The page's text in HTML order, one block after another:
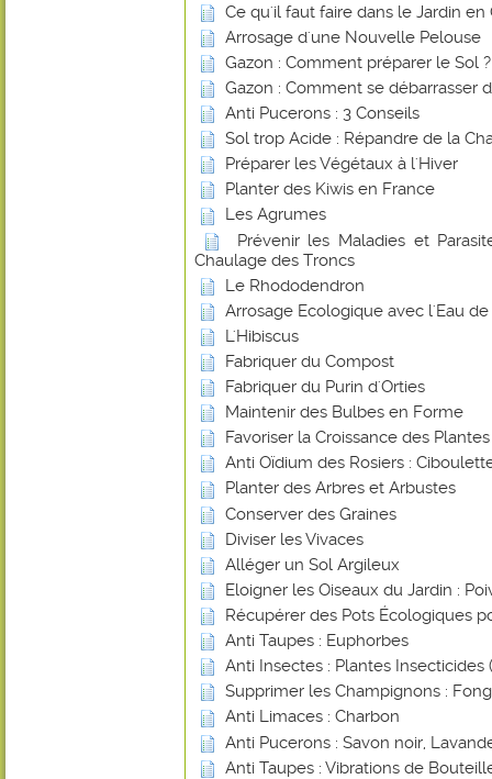
Ce qu'il faut faire dans le Jardin en
Arrosage d'une Nouvelle Pelouse
Gazon : Comment préparer le Sol ?
Gazon : Comment se débarrasser
Anti Pucerons : 3 Conseils
Sol trop Acide : Répandre de la
Préparer les Végétaux à l'Hiver
Planter des Kiwis en France
Les Agrumes
Prévenir les Maladies et
Chaulage des Troncs
Le Rhododendron
Arrosage Ecologique avec l'Eau
L'Hibiscus
Fabriquer du Compost
Fabriquer du Purin d'Orties
Maintenir des Bulbes en Forme
Favoriser la Croissance des
Anti Oïdium des Rosiers :
Planter des Arbres et Arbustes
Conserver des Graines
Diviser les Vivaces
Alléger un Sol Argileux
Eloigner les Oiseaux du Jardin :
Récupérer des Pots Écologiques
Anti Taupes : Euphorbes
Anti Insectes : Plantes Insecticides
Supprimer les Champignons :
Anti Limaces : Charbon
Anti Pucerons : Savon noir,
Anti Taupes : Vibrations de